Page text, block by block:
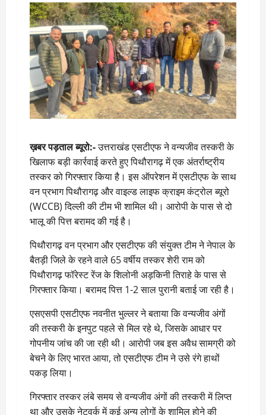
ख़बर पड़ताल ब्यूरो:-उत्तराखंड एसटीएफ ने वन्यजीव तस्करी के
खिलाफ बड़ी कार्रवाई करते हुए पिथौरागढ़ में एक अंतर्राष्ट्रीय
तस्कर को गिरफ्तार किया है। इस ऑपरेशन में एसटीएफ के साथ
वन प्रभाग पिथौरागढ़ और वाइल्ड लाइफ क्राइम कंट्रोल ब्यूरो
(WCCB) दिल्ली की टीम भी शामिल थी। आरोपी के पास से दो
भालू की पित्त बरामद की गई है।
पिथौरागढ़ वन प्रभाग और एसटीएफ की संयुक्त टीम ने नेपाल के
बैतड़ी जिले के रहने वाले 65 वर्षीय तस्कर शेरी राम को
पिथौरागढ़ फॉरेस्ट रेंज के शिलोनी अड़किनी तिराहे के पास से
गिरफ्तार किया। बरामद पित्त 1-2 साल पुरानी बताई जा रही है।
एसएसपी एसटीएफ नवनीत भुल्लर ने बताया कि वन्यजीव अंगों
की तस्करी के इनपुट पहले से मिल रहे थे, जिसके आधार पर
गोपनीय जांच की जा रही थी। आरोपी जब इस अवैध सामग्री को
बेचने के लिए भारत आया, तो एसटीएफ टीम ने उसे रंगे हाथों
पकड़ लिया।
गिरफ्तार तस्कर लंबे समय से वन्यजीव अंगों की तस्करी में लिप्त
था और उसके नेटवर्क में कई अन्य लोगों के शामिल होने की